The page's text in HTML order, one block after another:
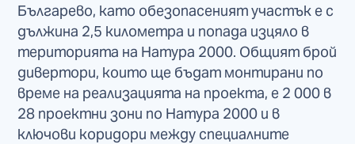
Българево, като обезопасеният участък е с
дължина 2,5 километра и попада изцяло в
територията на Натура 2000. Общият брой
дивертори, които ще бъдат монтирани по
време на реализацията на проекта, е 2 000 в
28 проектни зони по Натура 2000 и в
ключови коридори между специалните